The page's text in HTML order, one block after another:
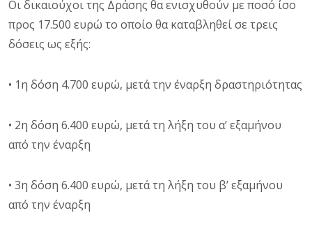
Οι δικαιούχοι της Δράσης θα ενισχυθούν με ποσό ίσο
προς 17.500 ευρώ το οποίο θα καταβληθεί σε τρεις
δόσεις ως εξής:
• 1η δόση 4.700 ευρώ, μετά την έναρξη δραστηριότητας
• 2η δόση 6.400 ευρώ, μετά τη λήξη του α’ εξαμήνου
από την έναρξη
• 3η δόση 6.400 ευρώ, μετά τη λήξη του β’ εξαμήνου
από την έναρξη